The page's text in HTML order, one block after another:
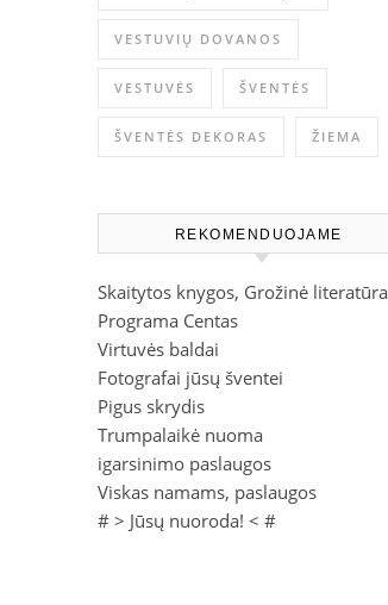
VESTUVIŲ DOVANOS
VESTUVĖS ŠVENTĖS
ŠVENTĖS DEKORAS ŽIEMA
REKOMENDUOJAME
Skaitytos knygos, Grožinė literatūra
Programa Centas
Virtuvės baldai
Fotografai jūsų šventei
Pigus skrydis
Trumpalaikė nuoma
igarsinimo paslaugos
Viskas namams, paslaugos
# > Jūsų nuoroda! < #